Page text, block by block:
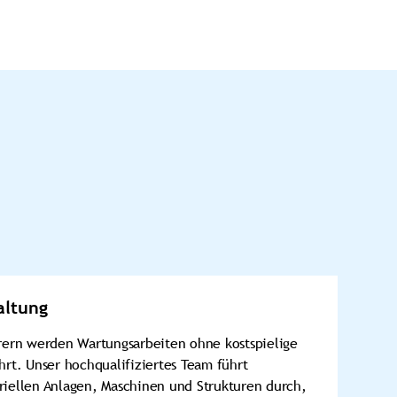
werden Wartungsarbeiten ohne kostspielige
Unser hochqualifiziertes Team führt
Anlagen, Maschinen und Strukturen durch,